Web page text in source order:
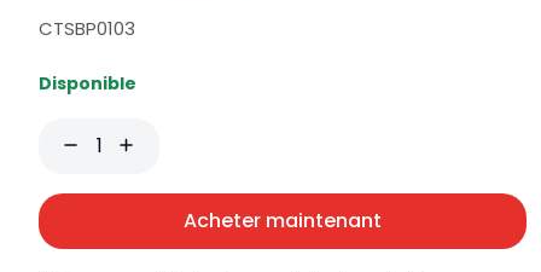
CTSBP0103
Disponible
Acheter maintenant